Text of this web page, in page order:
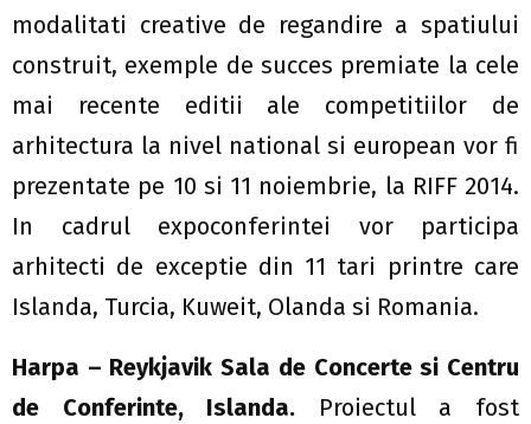
modalitati creative de regandire a spatiului
construit, exemple de succes premiate la cele
mai recente editii ale competitiilor de
arhitectura la nivel national si european vor fi
prezentate pe 10 si 11 noiembrie, la RIFF 2014.
In cadrul expoconferintei vor participa
arhitecti de exceptie din 11 tari printre care
Islanda, Turcia, Kuweit, Olanda si Romania.
Harpa – Reykjavik Sala de Concerte si Centru
de Conferinte, Islanda. Proiectul a fost